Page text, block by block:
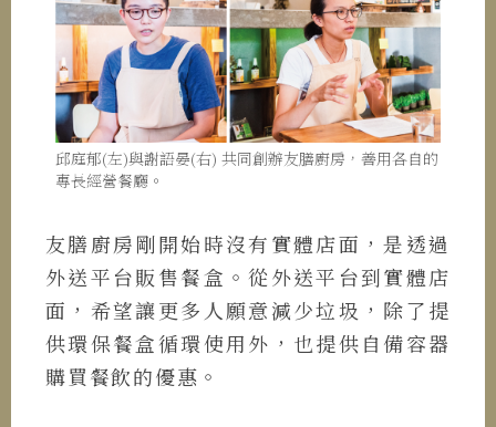
邱庭郁(左)與謝語晏(右) 共同創辦友膳廚房，善用各自的
專長經營餐廳。
友膳廚房剛開始時沒有實體店面，是透過
外送平台販售餐盒。從外送平台到實體店
面，希望讓更多人願意減少垃圾，除了提
供環保餐盒循環使用外，也提供自備容器
購買餐飲的優惠。